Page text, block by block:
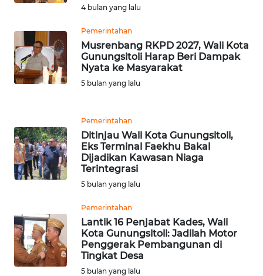
4 bulan yang lalu
Pemerintahan
Musrenbang RKPD 2027, Wali Kota
Gunungsitoli Harap Beri Dampak
Nyata ke Masyarakat
5 bulan yang lalu
Pemerintahan
Ditinjau Wali Kota Gunungsitoli,
Eks Terminal Faekhu Bakal
Dijadikan Kawasan Niaga
Terintegrasi
5 bulan yang lalu
Pemerintahan
Lantik 16 Penjabat Kades, Wali
Kota Gunungsitoli: Jadilah Motor
Penggerak Pembangunan di
Tingkat Desa
5 bulan yang lalu
SERIBU
WN
TANGERANG
BINJAI
WN
CIREBON
INDRAMAYU
WN
KUNINGAN